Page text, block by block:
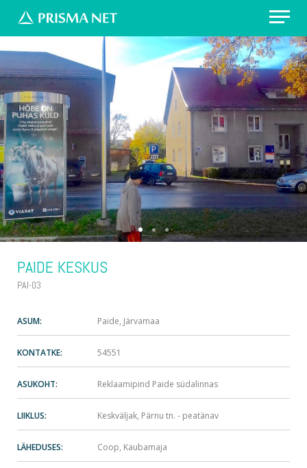
Erilahendus: värvikirevad prügikastid
Välireklaam Valimisteks
Vaata asukohti
Küsi pakkumist
PAIDE KESKUS
PAI-03
ASUM: Paide, Järvamaa
KONTATKE: 54551
ASUKOHT: Reklaamipind Paide südalinnas
LIIKLUS: Keskväljak, Pärnu tn. - peatänav
LÄHEDUSES: Coop, Kaubamaja